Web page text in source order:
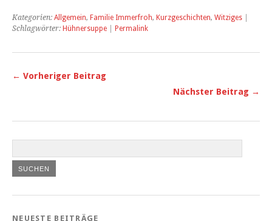
Kategorien: Allgemein, Familie Immerfroh, Kurzgeschichten, Witziges
Schlagwörter: Hühnersuppe Permalink
← Vorheriger Beitrag
Nächster Beitrag →
NEUESTE BEITRÄGE